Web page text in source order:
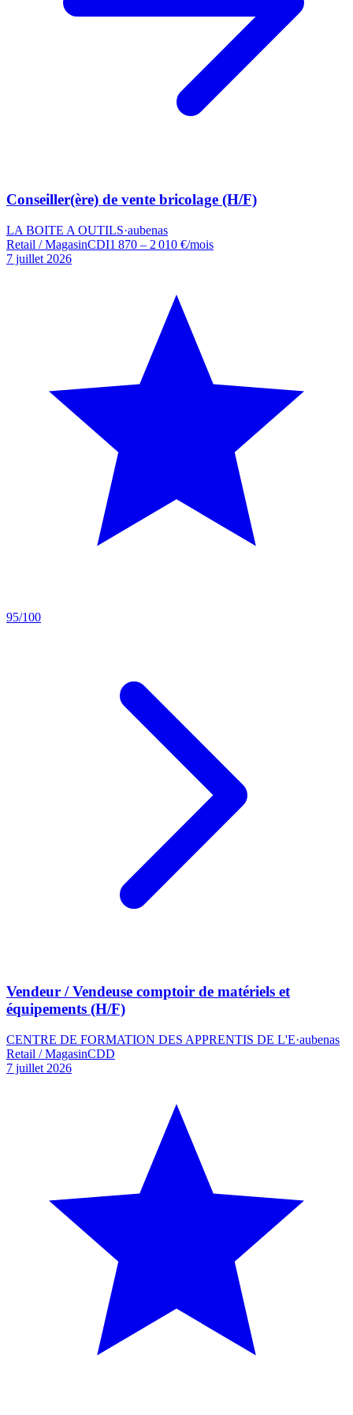
Conseiller(ère) de vente bricolage (H/F)
LA BOITE A OUTILS·aubenas
Retail / MagasinCDI1 870 – 2 010 €/mois
7 juillet 2026
95/100
Vendeur / Vendeuse comptoir de matériels et
équipements (H/F)
CENTRE DE FORMATION DES APPRENTIS DE L'E·aubenas
Retail / MagasinCDD
7 juillet 2026